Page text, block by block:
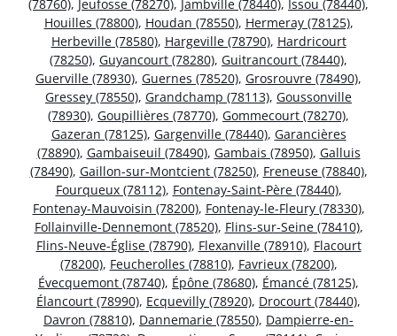
(78760), Jeufosse (78270), Jambville (78440), Issou (78440),
Houilles (78800), Houdan (78550), Hermeray (78125),
Herbeville (78580), Hargeville (78790), Hardricourt
(78250), Guyancourt (78280), Guitrancourt (78440),
Guerville (78930), Guernes (78520), Grosrouvre (78490),
Gressey (78550), Grandchamp (78113), Goussonville
(78930), Goupillières (78770), Gommecourt (78270),
Gazeran (78125), Gargenville (78440), Garancières
(78890), Gambaiseuil (78490), Gambais (78950), Galluis
(78490), Gaillon-sur-Montcient (78250), Freneuse (78840),
Fourqueux (78112), Fontenay-Saint-Père (78440),
Fontenay-Mauvoisin (78200), Fontenay-le-Fleury (78330),
Follainville-Dennemont (78520), Flins-sur-Seine (78410),
Flins-Neuve-Église (78790), Flexanville (78910), Flacourt
(78200), Feucherolles (78810), Favrieux (78200),
Évecquemont (78740), Épône (78680), Émancé (78125),
Élancourt (78990), Ecquevilly (78920), Drocourt (78440),
Davron (78810), Dannemarie (78550), Dampierre-en-